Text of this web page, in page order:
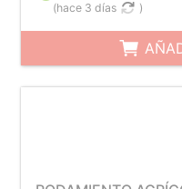
(hace 3 días )